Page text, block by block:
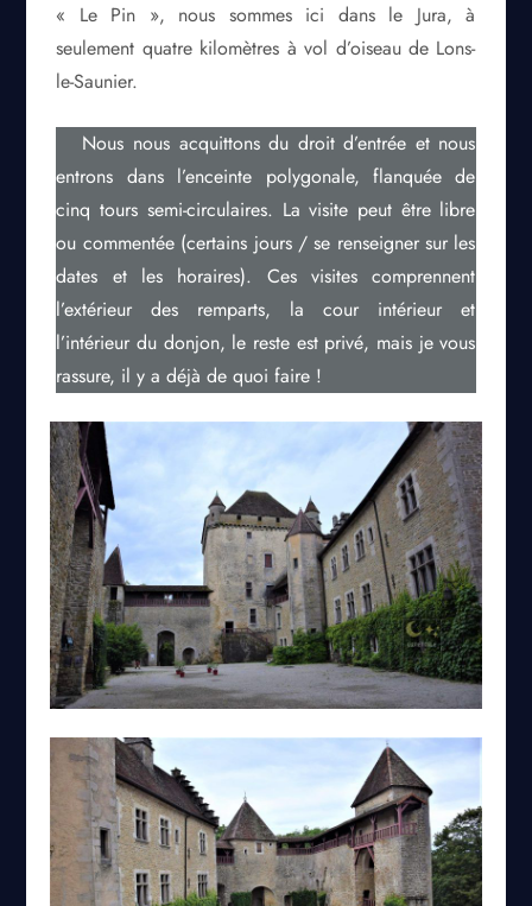
« Le Pin », nous sommes ici dans le Jura, à
seulement quatre kilomètres à vol d’oiseau de Lons-
le-Saunier.
Nous nous acquittons du droit d’entrée et nous
entrons dans l’enceinte polygonale, flanquée de
cinq tours semi-circulaires. La visite peut être libre
ou commentée (certains jours / se renseigner sur les
dates et les horaires). Ces visites comprennent
l’extérieur des remparts, la cour intérieur et
l’intérieur du donjon, le reste est privé, mais je vous
rassure, il y a déjà de quoi faire !